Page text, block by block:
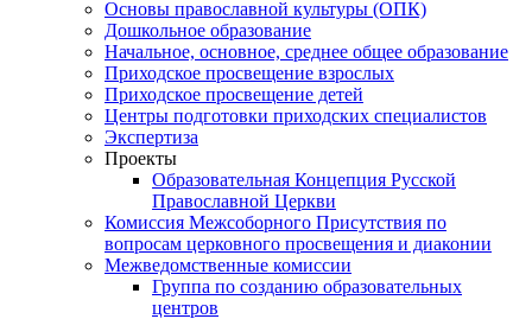
Основы православной культуры (ОПК)
Дошкольное образование
Начальное, основное, среднее общее образование
Приходское просвещение взрослых
Приходское просвещение детей
Центры подготовки приходских специалистов
Экспертиза
Проекты
Образовательная Концепция Русской
Православной Церкви
Комиссия Межсоборного Присутствия по
вопросам церковного просвещения и диаконии
Межведомственные комиссии
Группа по созданию образовательных
центров